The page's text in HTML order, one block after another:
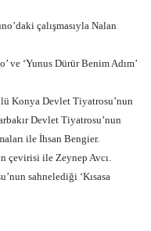
çalışmasıyla Nalan
ve ‘Yunus Dürür Benim Adım’
Konya Devlet Tiyatrosu’nun
Devlet Tiyatrosu’nun
ile İhsan Bengier.
çevirisi ile Zeynep Avcı.
sahnelediği ‘Kısasa